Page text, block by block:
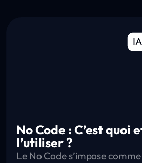
IA
No Code : C’est quoi
l’utiliser ?
Le No Code s’impose